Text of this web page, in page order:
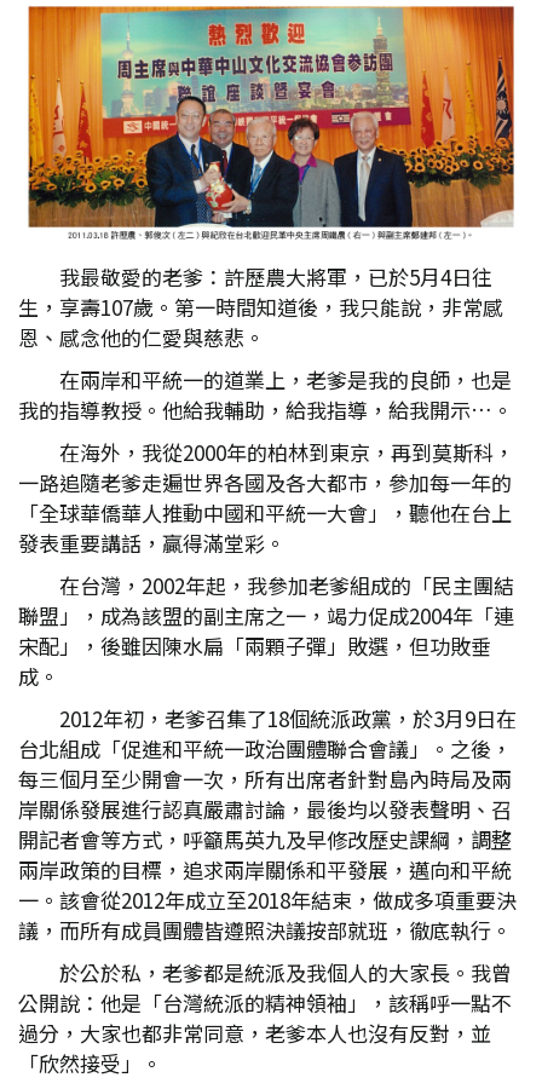
我最敬愛的老爹：許歷農大將軍，已於5月4日往
生，享壽107歲。第一時間知道後，我只能說，非常感
恩、感念他的仁愛與慈悲。
在兩岸和平統一的道業上，老爹是我的良師，也是
我的指導教授。他給我輔助，給我指導，給我開示…。
在海外，我從2000年的柏林到東京，再到莫斯科，
一路追隨老爹走遍世界各國及各大都市，參加每一年的
「全球華僑華人推動中國和平統一大會」，聽他在台上
發表重要講話，贏得滿堂彩。
在台灣，2002年起，我參加老爹組成的「民主團結
聯盟」，成為該盟的副主席之一，竭力促成2004年「連
宋配」，後雖因陳水扁「兩顆子彈」敗選，但功敗垂
成。
2012年初，老爹召集了18個統派政黨，於3月9日在
台北組成「促進和平統一政治團體聯合會議」。之後，
每三個月至少開會一次，所有出席者針對島內時局及兩
岸關係發展進行認真嚴肅討論，最後均以發表聲明、召
開記者會等方式，呼籲馬英九及早修改歷史課綱，調整
兩岸政策的目標，追求兩岸關係和平發展，邁向和平統
一。該會從2012年成立至2018年結束，做成多項重要決
議，而所有成員團體皆遵照決議按部就班，徹底執行。
於公於私，老爹都是統派及我個人的大家長。我曾
公開說：他是「台灣統派的精神領袖」，該稱呼一點不
過分，大家也都非常同意，老爹本人也沒有反對，並
「欣然接受」。